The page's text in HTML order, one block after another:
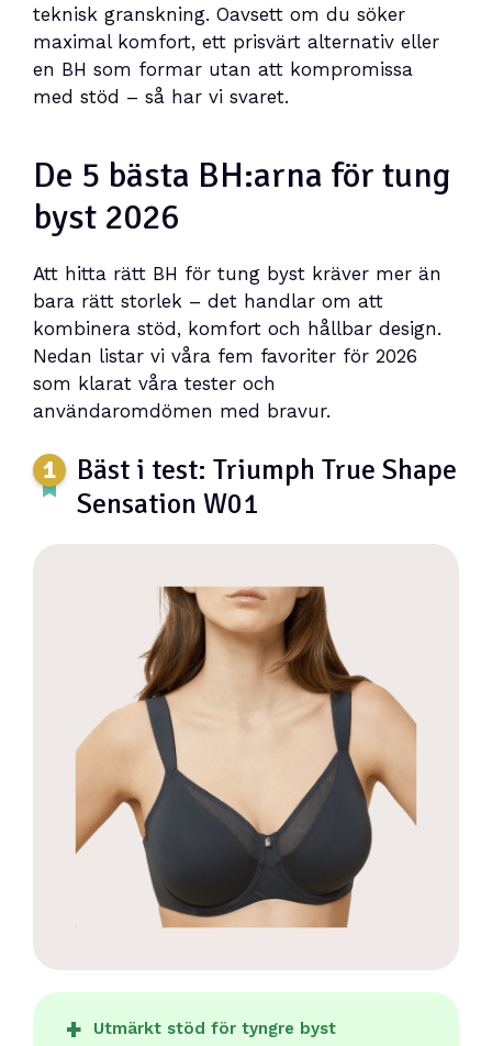
teknisk granskning. Oavsett om du söker
maximal komfort, ett prisvärt alternativ eller
en BH som formar utan att kompromissa
med stöd – så har vi svaret.
De 5 bästa BH:arna för tung
byst 2026
Att hitta rätt BH för tung byst kräver mer än
bara rätt storlek – det handlar om att
kombinera stöd, komfort och hållbar design.
Nedan listar vi våra fem favoriter för 2026
som klarat våra tester och
användaromdömen med bravur.
Bäst i test: Triumph True Shape
Sensation W01
Utmärkt stöd för tyngre byst